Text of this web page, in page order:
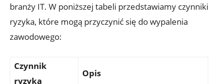
branży IT. W poniższej tabeli przedstawiamy czynniki
ryzyka, które mogą przyczynić się do wypalenia
zawodowego:
Czynnik
ryzyka
Opis